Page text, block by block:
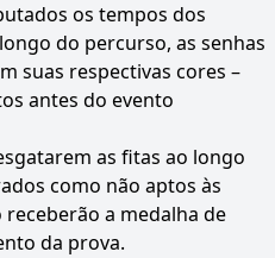
os tempos dos
do percurso, as senhas
suas respectivas cores –
antes do evento
as fitas ao longo
como não aptos às
a medalha de
da prova.